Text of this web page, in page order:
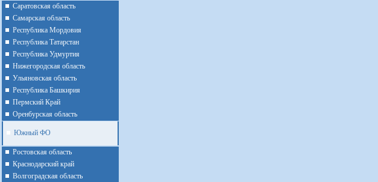
Cаратовская область
Cамарская область
Республика Мордовия
Республика Татарстан
Республика Удмуртия
Нижегородская область
Ульяновская область
Республика Башкирия
Пермский Край
Оренбурская область
Южный ФО
Ростовская область
Краснодарский край
Волгоградская область